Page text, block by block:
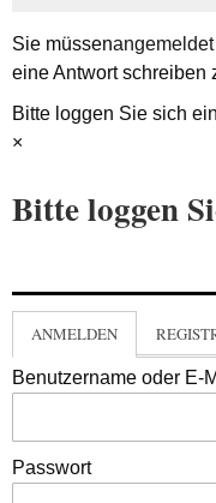
Sie müssenangemeldet
eine Antwort schreiben
Bitte loggen Sie sich ein
×
Bitte loggen
ANMELDEN
Benutzername oder E-
Passwort